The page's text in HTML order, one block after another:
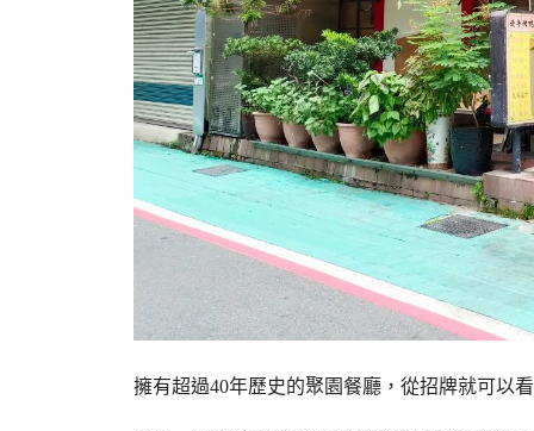
擁有超過40年歷史的聚園餐廳，從招牌就可以